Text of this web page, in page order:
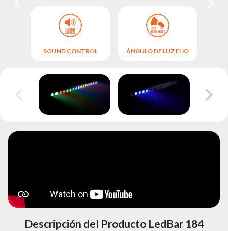
SOUND CONTROL ÁNGULO DE LUZ FIJO
Descripción del Producto LedBar 184